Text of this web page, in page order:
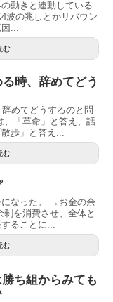
動きと連動している
波の兆しとかリバウン
因...
む
時、辞めてどう
めてどうするのと問
、「革命」と答え、話
歩」と答え...
む
になった。 →お金の余
を消費させ、全体と
ることに...
む
ち組からみても